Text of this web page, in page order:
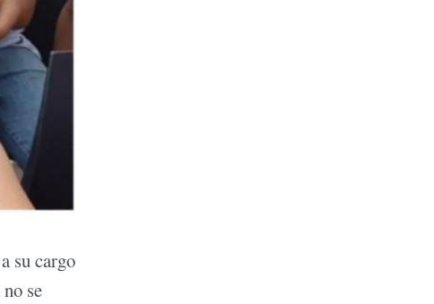
su cargo
se